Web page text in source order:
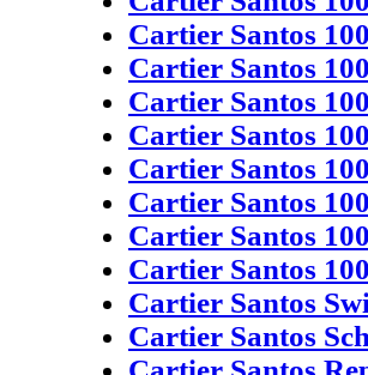
Cartier Santos
Cartier Santos
Cartier Santos
Cartier Santos
Cartier Santos
Cartier Santos
Cartier Santos
Cartier Santos
Cartier Santos
Cartier Santos